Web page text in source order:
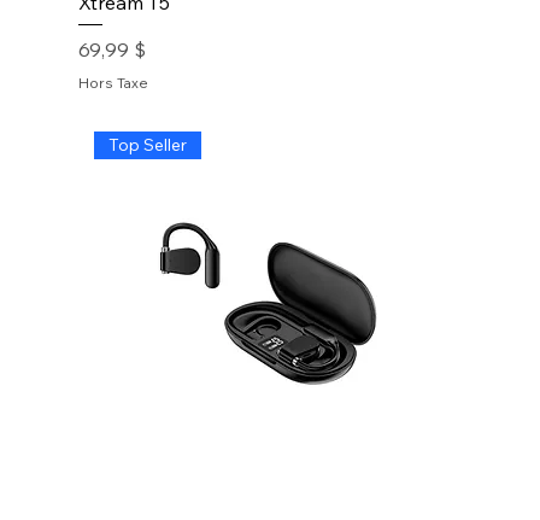
Prix
69,99 $
Hors Taxe
Top Seller